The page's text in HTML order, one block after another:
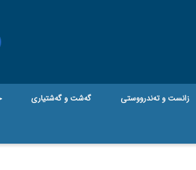
زانست و تەندرووستی گه‌شت و گه‌شتیاری